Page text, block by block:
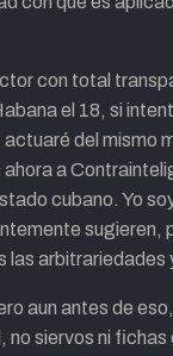
con total
el 18, si
del mismo
a
cubano. Yo
sugieren,
las arbitrariedades
aun antes de
no siervos ni fichas